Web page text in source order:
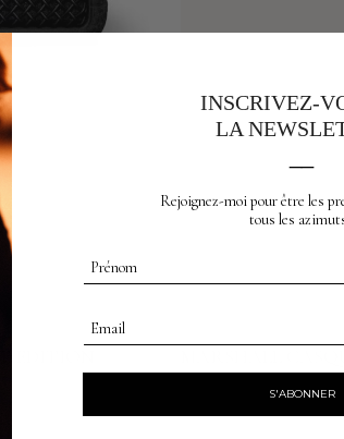
INSCRIVEZ-
LA
Rejoignez-moi pour être les
tous les
Prénom
Email
S'ABONNER